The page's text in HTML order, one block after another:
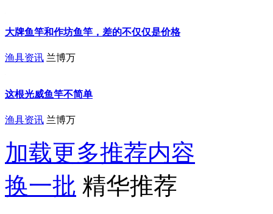
大牌鱼竿和作坊鱼竿，差的不仅仅是价格
渔具资讯 兰博万
这根光威鱼竿不简单
渔具资讯 兰博万
加载更多推荐内容
换一批 精华推荐